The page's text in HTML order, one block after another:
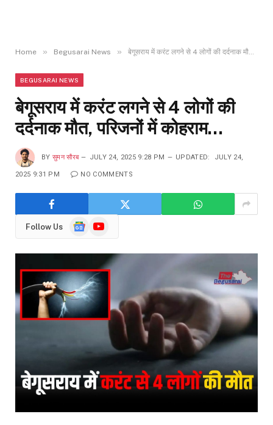
Home » Begusarai News » बेगूसराय में करंट लगने से 4 लोगों की दर्दनाक मौत, परिजनों में कोहराम…
BEGUSARAI NEWS
बेगूसराय में करंट लगने से 4 लोगों की
दर्दनाक मौत, परिजनों में कोहराम…
BY सुमन सौरब JULY 24, 2025 9:28 PM UPDATED: JULY 24,
2025 9:31 PM NO COMMENTS
Follow Us
GoogleYouTube